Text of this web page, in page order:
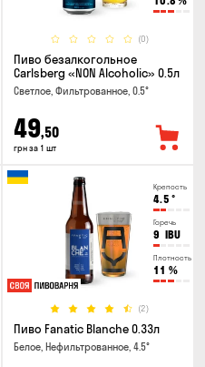
(0)
Пиво безалкогольное
Carlsberg «NON Alcoholic» 0.5л
Светлое, Фильтрованное, 0.5°
49,50
грн за 1 шт
Крепость
4.5 °
Горечь
9 IBU
Плотность
11 %
(2)
Пиво Fanatic Blanche 0.33л
Белое, Нефильтрованное, 4.5°